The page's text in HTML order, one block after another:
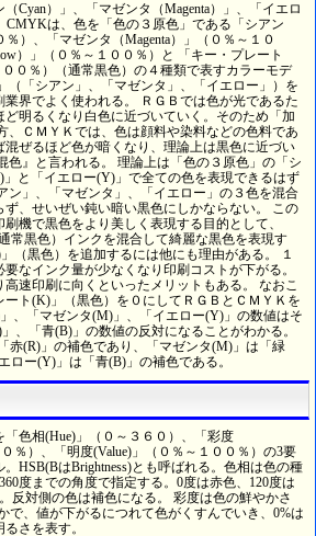
（Cyan）」、「マゼンタ（Magenta）」、「イエロ
CMYKは、色を「色の３原色」である「シアン
％）、「マゼンタ（Magenta）」（０％～１０
）」（０％～１００％）と 「キー・プレート
００％）（通常黒色）の４種類で表すカラーモデ
（「シアン」、「マゼンタ」、「イエロー」）を
界でよく使われる。 ＲＧＢでは色が光であるた
明るくなり白色に近づいていく。そのため「加
、ＣＭＹＫでは、色は顔料や染料などの色料であ
混ぜるほど色が暗くなり、理論上は黒色に近づい
色』と言われる。 理論上は「色の３原色」の「シ
と「イエロー(Y)」で全ての色を表現できるはず
ン」、「マゼンタ」、「イエロー」の３色を混合
ず、せいぜい鈍い暗い黒色にしかならない。 この
機で黒色をより美しく表現する目的として、
常黒色）インクを混合して綺麗な黒色を表現す
（黒色）を追加するには他にも理由がある。 １
なインク量が少なくなり印刷コストが下がる。
印刷に向くといったメリットもある。 なおこ
ト(K)」（黒色）を０にしてＲＧＢとＣＭＹＫを
、「マゼンタ(M)」、「イエロー(Y)」の数値はそ
、「青(B)」の数値の反対になることがわかる。
赤(R)」の補色であり、「マゼンタ(M)」は「緑
ロー(Y)」は「青(B)」の補色である。
「色相(Hue)」（０～３６０）、「彩度
％）、「明度(Value)」（０％～１００％）の3要
HSB(BはBrightness)とも呼ばれる。色相は色の種
度までの角度で指定する。0度は赤色、120度は
反対側の色は補色になる。 彩度は色の鮮やかさ
で、値が下がるにつれて色がくすんでいき、0%は
さを表す。